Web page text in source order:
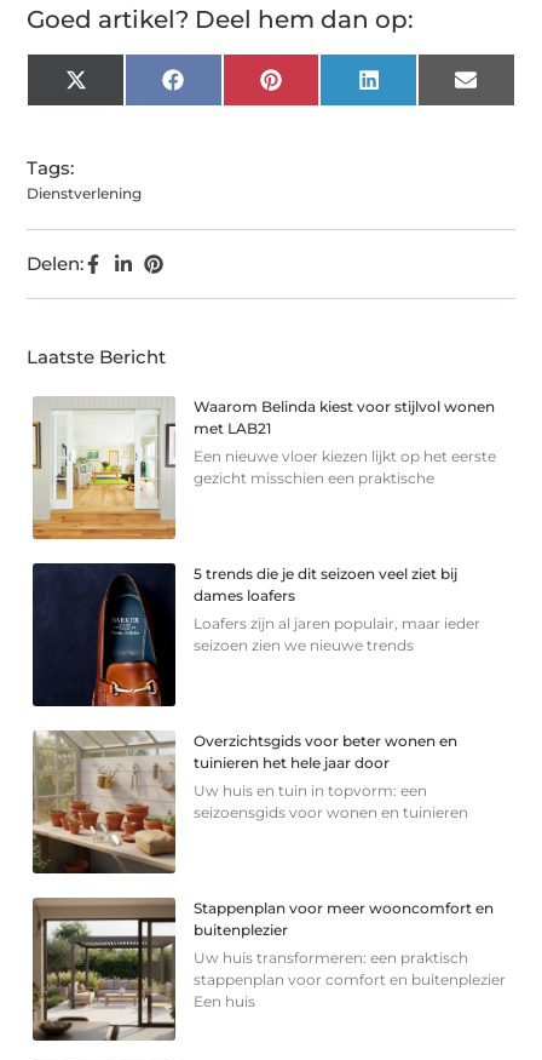
Goed artikel? Deel hem dan op:
X
(Twitter)
FacebookPinterest LinkedIn Email
Tags:
Dienstverlening
Delen:
Laatste Bericht
Waarom Belinda kiest voor stijlvol wonen
met LAB21
Een nieuwe vloer kiezen lijkt op het eerste
gezicht misschien een praktische
5 trends die je dit seizoen veel ziet bij
dames loafers
Loafers zijn al jaren populair, maar ieder
seizoen zien we nieuwe trends
Overzichtsgids voor beter wonen en
tuinieren het hele jaar door
Uw huis en tuin in topvorm: een
seizoensgids voor wonen en tuinieren
Stappenplan voor meer wooncomfort en
buitenplezier
Uw huis transformeren: een praktisch
stappenplan voor comfort en buitenplezier
Een huis